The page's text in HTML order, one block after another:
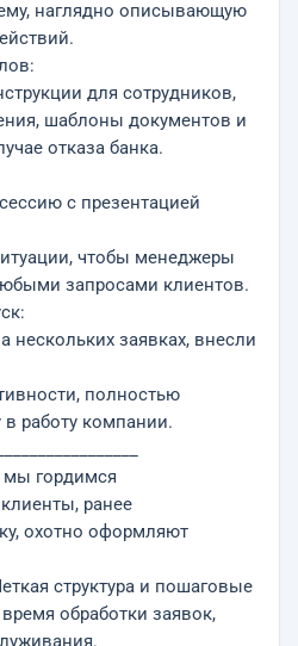
наглядно описывающую
для сотрудников,
шаблоны документов и
отказа банка.
с презентацией
чтобы менеджеры
запросами клиентов.
нескольких заявках, внесли
полностью
работу компании.
мы гордимся
ранее
охотно оформляют
структура и пошаговые
обработки заявок,